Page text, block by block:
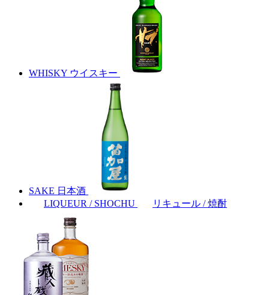
WHISKY ウイスキー
SAKE 日本酒
LIQUEUR / SHOCHU
リキュール / 焼酎